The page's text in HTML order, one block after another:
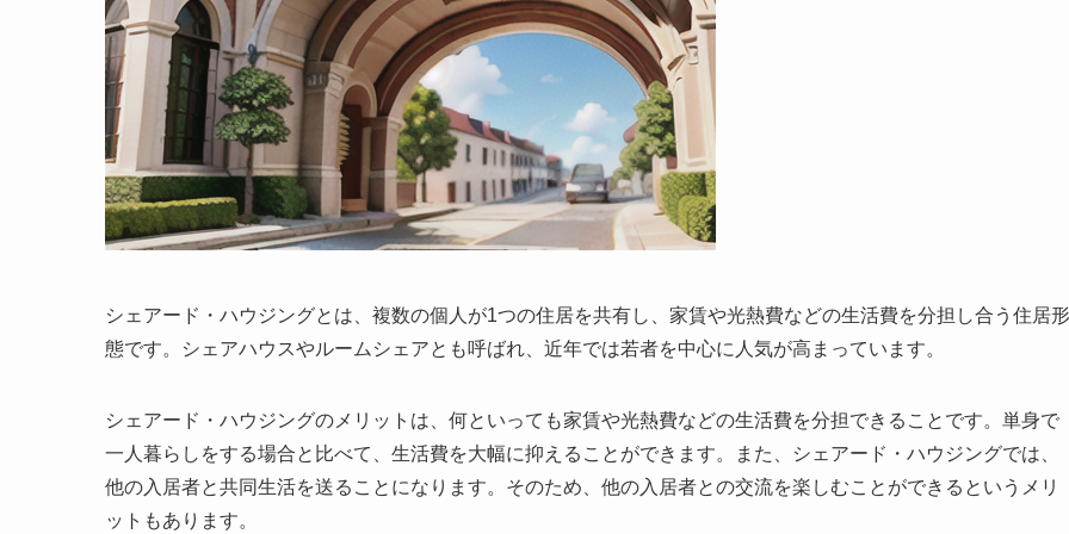
シェアード・ハウジングとは、 複数の個人が1つの住居を共有し、家賃や光熱費などの生活費を分担し合う住居形
態です。シェアハウスやルームシェアとも呼ばれ、近年では若者を中心に人気が高まっています。
シェアード・ハウジングのメリット は、何といっても家賃や光熱費などの生活費を分担できることです。単身で
一人暮らしをする場合と比べて、生活費を大幅に抑えることができます。また、シェアード・ハウジングでは、
他の入居者と共同生活を送ることになります。そのため、 他の入居者との交流を楽しむことができる というメリ
ットもあります。